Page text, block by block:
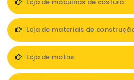
Loja de máquinas de costura
Loja de materiais de
Loja de motas